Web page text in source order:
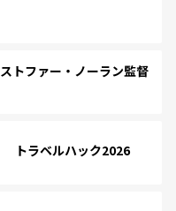
トファー・ノーラン監督
トラベルハック2026